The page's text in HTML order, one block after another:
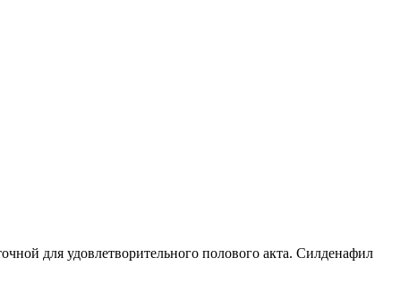
для удовлетворительного полового акта. Силденафил